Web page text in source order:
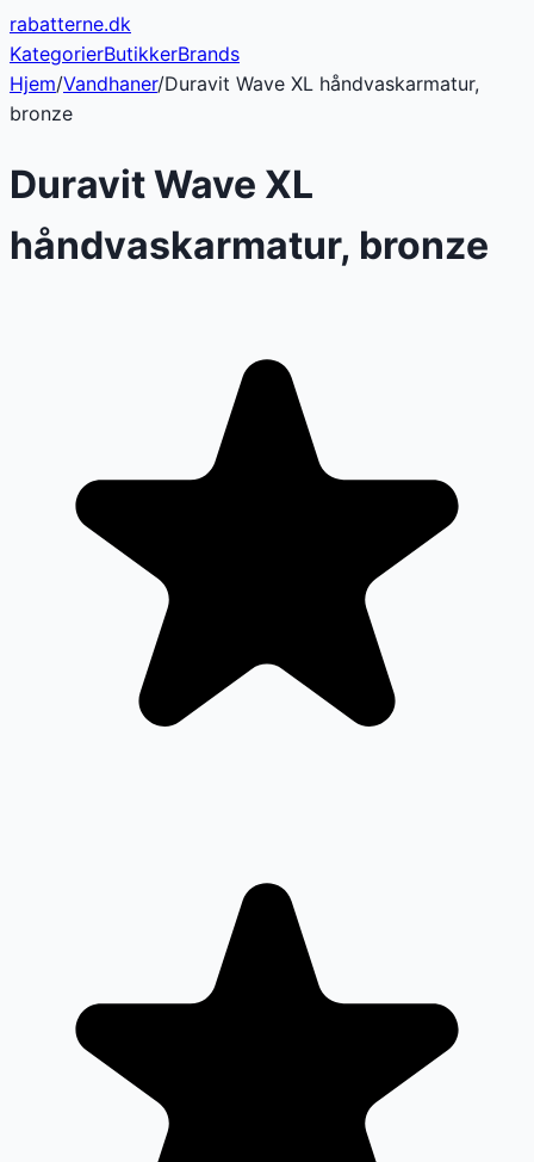
rabatterne.dk
KategorierButikkerBrands
Hjem/Vandhaner/Duravit Wave XL håndvaskarmatur,
bronze
Duravit Wave XL
håndvaskarmatur, bronze